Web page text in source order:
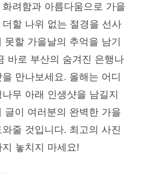
려함과 아름다움으로 가을
할 나위 없는 절경을 선사
못할 가을날의 추억을 남기
바로 부산의 숨겨진 은행나
만나보세요. 올해는 어디
무 아래 인생샷을 남길지
글이 여러분의 완벽한 가을
줄 것입니다. 최고의 사진
놓치지 마세요!